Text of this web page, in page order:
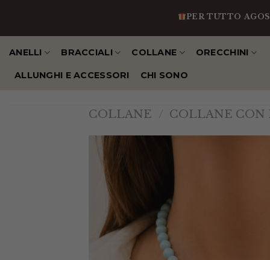
contenuto
PER TUTTO AGOSTO IN
ANELLI BRACCIALI COLLANE ORECCHINI
ALLUNGHI E ACCESSORI CHI SONO
COLLANE / COLLANE CON